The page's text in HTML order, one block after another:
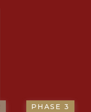
PHASE 3